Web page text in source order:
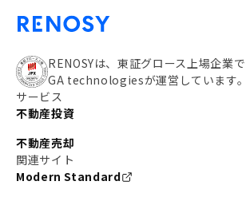
RENOSYは、東証グロース上場企業
GA technologiesが運営しています。
サービス
不動産投資
不動産売却
関連サイト
Modern Standard